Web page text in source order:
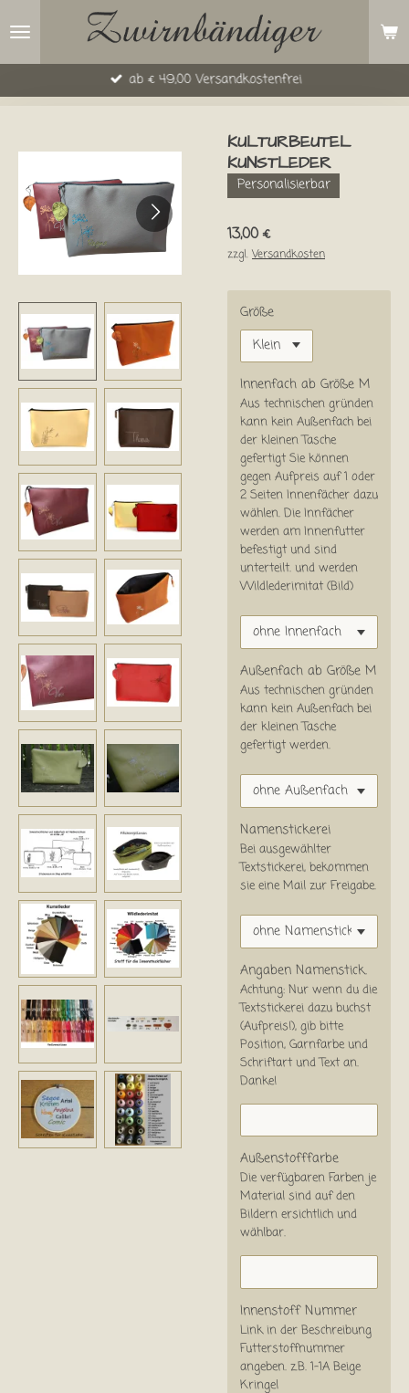
Hauptinhalt
ab € 49,00 Versandkostenfrei
KULTURBEUTEL
KUNSTLEDER
Personalisierbar
13,00 €
zzgl. Versandkosten
Größe
Innenfach ab Größe M
Aus technischen gründen
kann kein Außenfach bei
der kleinen Tasche
gefertigt Sie können
gegen Aufpreis auf 1 oder
2 Seiten Innenfächer dazu
wählen. Die Innfächer
werden am Innenfutter
befestigt und sind
unterteilt. und werden
Wildlederimitat (Bild)
Außenfach ab Größe M
Aus technischen gründen
kann kein Außenfach bei
der kleinen Tasche
gefertigt werden.
Namenstickerei
Bei ausgewählter
Textstickerei, bekommen
sie eine Mail zur Freigabe.
Angaben Namenstick.
Achtung: Nur wenn du die
Textstickerei dazu buchst
(Aufpreis!), gib bitte
Position, Garnfarbe und
Schriftart und Text an.
Danke!
Außenstofffarbe
Die verfügbaren Farben je
Material sind auf den
Bildern ersichtlich und
wählbar.
Innenstoff Nummer
Link in der Beschreibung
Futterstoffnummer
angeben. z.B. 1-1A Beige
Kringel